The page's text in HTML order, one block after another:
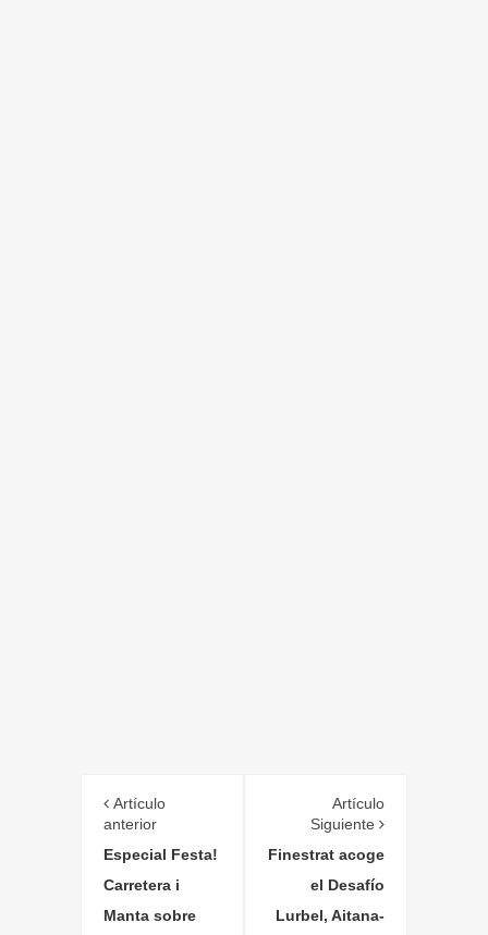
Artículo
anterior
Especial Festa!
Carretera i
Manta sobre
Artículo
Siguiente
Finestrat acoge
el Desafío
Lurbel, Aitana-